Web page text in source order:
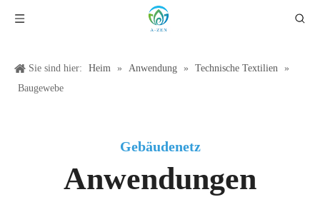
Sie sind hier: Heim » Anwendung » Technische Textilien »
Baugewebe
Gebäudenetz
Anwendungen